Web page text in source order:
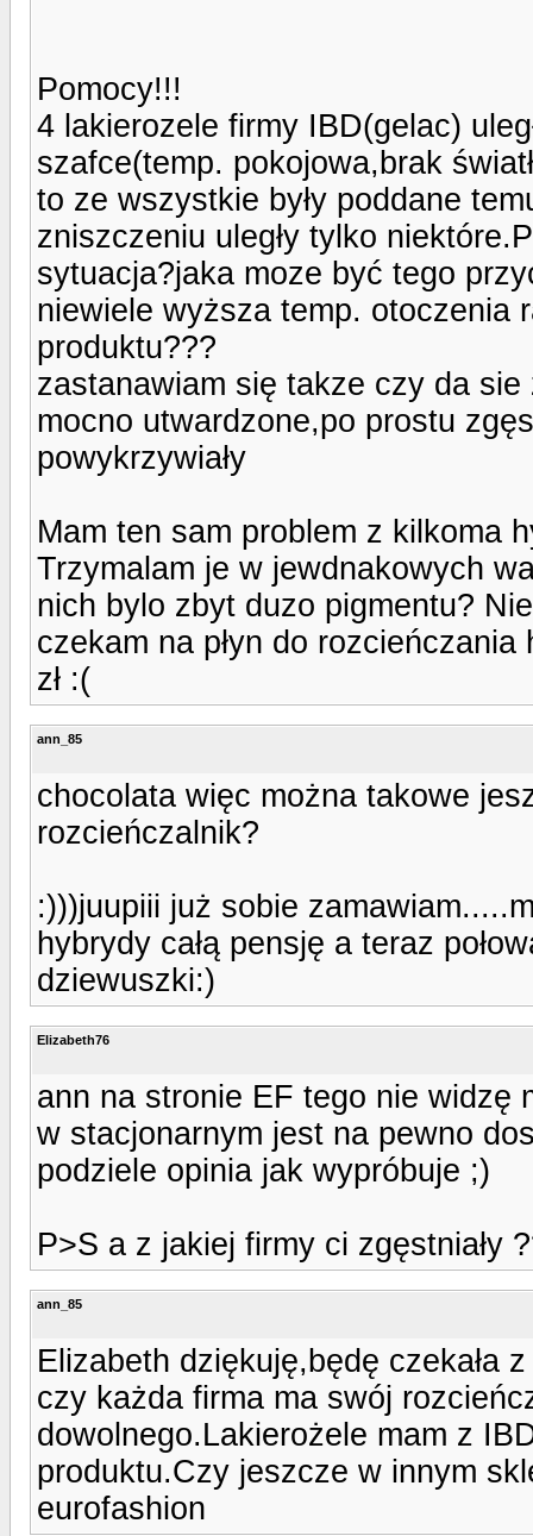
Pomocy!!!
4 lakierozele firmy IBD(gelac)
szafce(temp. pokojowa,brak
to ze wszystkie były poddane
zniszczeniu uległy tylko
sytuacja?jaka moze być tego
niewiele wyższa temp. otoczenia
produktu???
zastanawiam się takze czy da
mocno utwardzone,po prostu
powykrzywiały
Mam ten sam problem z kilkoma
Trzymalam je w jewdnakowych
nich bylo zbyt duzo pigmentu?
czekam na płyn do
zł :(
ann_85
chocolata więc można takowe
rozcieńczalnik?
:)))juupiii już sobie
hybrydy całą pensję a teraz
dziewuszki:)
Elizabeth76
ann na stronie EF tego nie widzę
w stacjonarnym jest na pewno
podziele opinia jak wypróbuje ;)
P>S a z jakiej firmy ci zgęstniały
ann_85
Elizabeth dziękuję,będę czekała
czy każda firma ma swój
dowolnego.Lakierożele mam z
produktu.Czy jeszcze w innym
eurofashion